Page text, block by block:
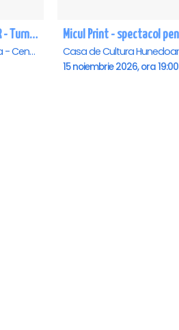
NELU VLAD si Formatia AZUR - Turneu Aniversar 50 de ani - Hunedoara
Casa de Cultura Hunedoara - Centrul Cultural Corviniana , Hunedoara
15 noiembrie 2026, ora 19:00